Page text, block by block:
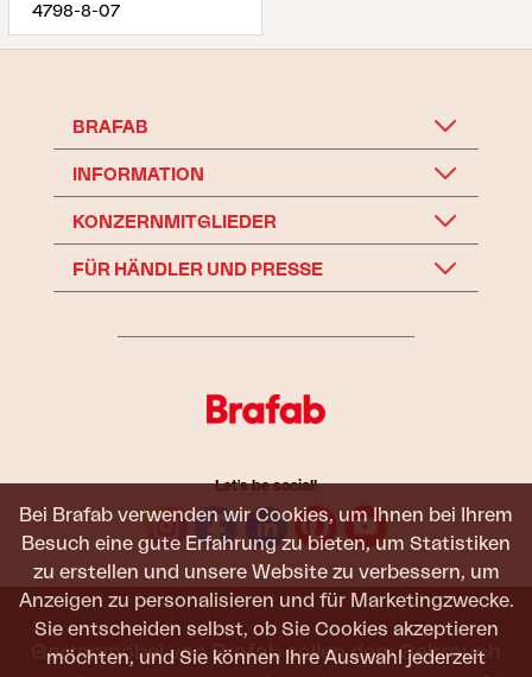
Bei Brafab verwenden wir Cookies, um Ihnen bei Ihrem
Besuch eine gute Erfahrung zu bieten, um Statistiken
zu erstellen und unsere Website zu verbessern, um
Anzeigen zu personalisieren und für Marketingzwecke.
Sie entscheiden selbst, ob Sie Cookies akzeptieren
möchten, und Sie können Ihre Auswahl jederzeit
4798-8-07
BRAFAB
INFORMATION
KONZERNMITGLIEDER
FÜR HÄNDLER UND PRESSE
Let's be social!
Gartenmöbel von Brafab sollen dem Gebrauch